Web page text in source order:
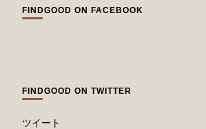
FINDGOOD ON FACEBOOK
FINDGOOD ON TWITTER
ツイート